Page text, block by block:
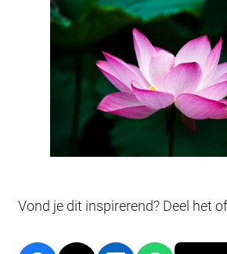
Vond je dit inspirerend? Deel het